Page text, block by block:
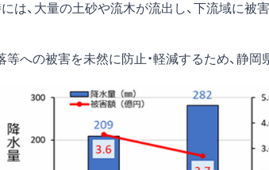
は、大量の土砂や流木が流出し、下流域に被
への被害を未然に防止・軽減するため、静岡